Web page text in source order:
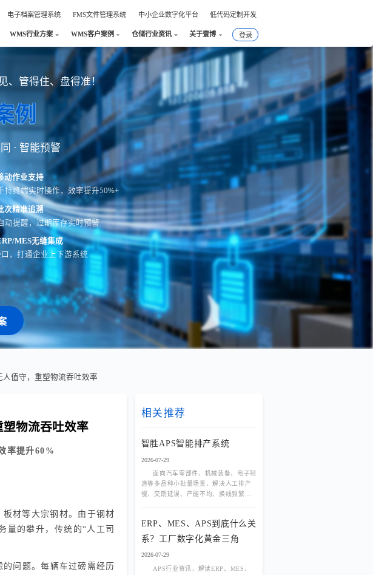
电子档案管理系统 FMS文件管理系统 中小企业数字化平台 低代码定制开发
WMS行业方案 WMS客户案例 仓储行业资讯 关于壹博 登录
、管得住、盘得准！
例
· 智能预警
动作业支持
持终端实时操作，效率提升50%+
次精准追溯
动提醒，过期库存实时预警
MES无缝集成
，打通企业上下游系统
值守，重塑物流吞吐效率
物流吞吐效率
率提升60%
材等大宗钢材。由于钢材
量的攀升，传统的“人工司
问题。每辆车过磅需经历
相关推荐
智胜APS智能排产系统
2026-07-29
面向汽车零部件、机械装备、电子制
造等多品种小批量场景，解决人工排产
慢、交期延误、产能不均、换线频繁等
ERP、MES、APS到底什么关
系？工厂数字化黄金三角
2026-07-29
APS行业资讯，解读ERP、MES、